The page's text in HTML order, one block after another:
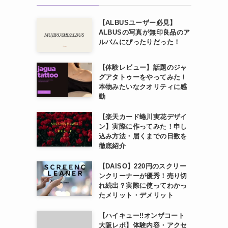
【ALBUSユーザー必見】
ALBUSの写真が無印良品のア
ルバムにぴったりだった！
【体験レビュー】話題のジャ
グアタトゥーをやってみた！
本物みたいなクオリティに感
動
【楽天カード蜷川実花デザイ
ン】実際に作ってみた！申し
込み方法・届くまでの日数を
徹底紹介
【DAISO】220円のスクリー
ンクリーナーが優秀！売り切
れ続出？実際に使ってわかっ
たメリット・デメリット
【ハイキュー!!オンザコート
大阪レポ】体験内容・アクセ